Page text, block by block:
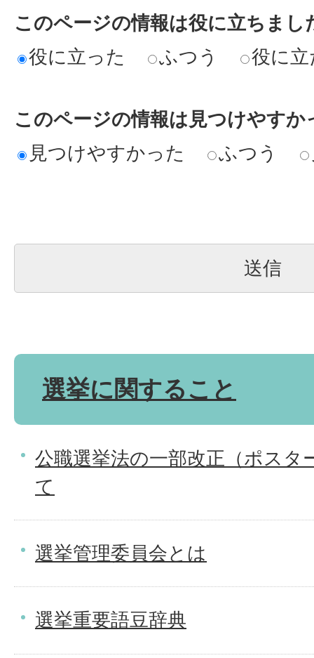
このページの情報は役に立ちまし
役に立った
ふつう 役に
このページの情報は見つけやすか
見つけやすかった
ふつう
選挙に関すること
公職選挙法の一部改正（ポスタ
て
選挙管理委員会とは
選挙重要語豆辞典